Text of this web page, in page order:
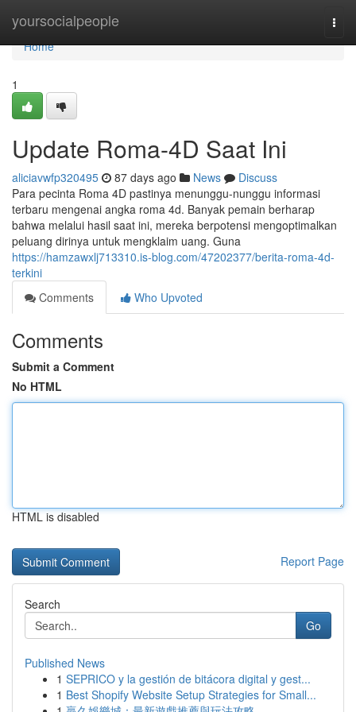
yoursocialpeople
Home
Home
1
Update Roma-4D Saat Ini
aliciavwfp320495 87 days ago News
Discuss
Para pecinta Roma 4D pastinya menunggu-nunggu informasi
terbaru mengenai angka roma 4d. Banyak pemain berharap
bahwa melalui hasil saat ini, mereka berpotensi mengoptimalkan
peluang dirinya untuk mengklaim uang. Guna
https://hamzawxlj713310.is-blog.com/47202377/berita-roma-4d-
terkini
Comments
Who Upvoted
Comments
Submit a Comment
No HTML
HTML is disabled
Report Page
Search
Go
Published News
1 SEPRICO y la gestión de bitácora digital y gest...
1 Best Shopify Website Setup Strategies for Small...